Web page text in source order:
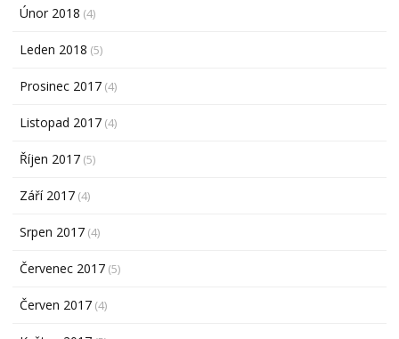
Únor 2018 (4)
Leden 2018 (5)
Prosinec 2017 (4)
Listopad 2017 (4)
Říjen 2017 (5)
Září 2017 (4)
Srpen 2017 (4)
Červenec 2017 (5)
Červen 2017 (4)